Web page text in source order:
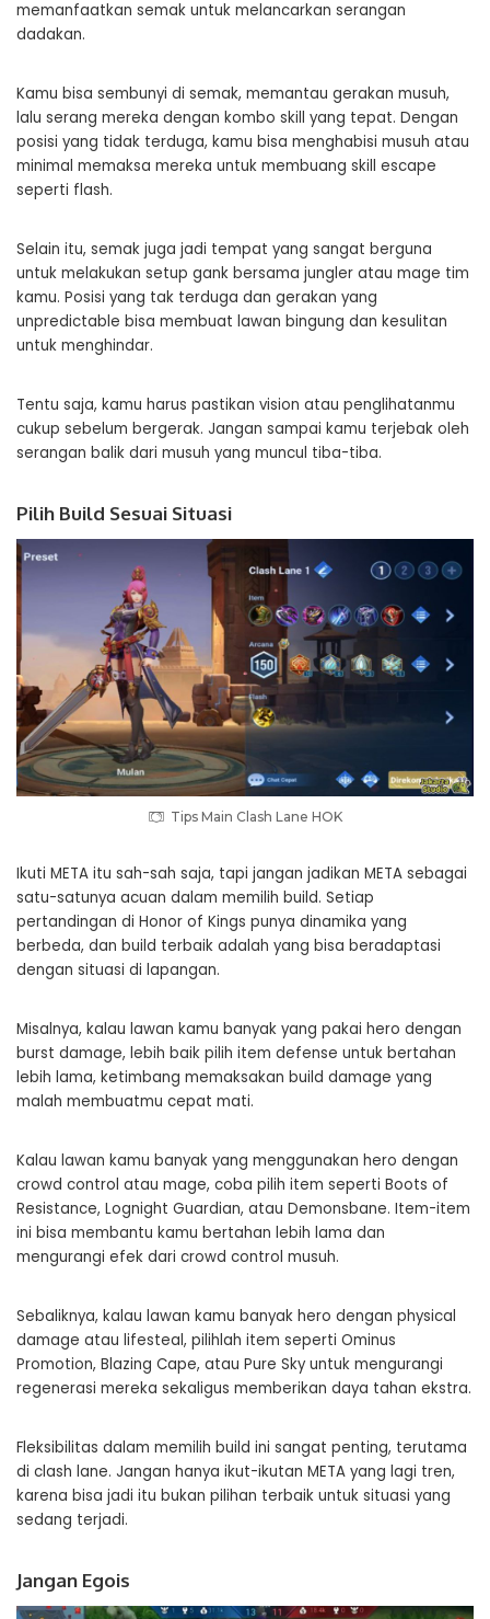
memanfaatkan semak untuk melancarkan serangan
dadakan.
Kamu bisa sembunyi di semak, memantau gerakan musuh,
lalu serang mereka dengan kombo skill yang tepat. Dengan
posisi yang tidak terduga, kamu bisa menghabisi musuh atau
minimal memaksa mereka untuk membuang skill escape
seperti flash.
Selain itu, semak juga jadi tempat yang sangat berguna
untuk melakukan setup gank bersama jungler atau mage tim
kamu. Posisi yang tak terduga dan gerakan yang
unpredictable bisa membuat lawan bingung dan kesulitan
untuk menghindar.
Tentu saja, kamu harus pastikan vision atau penglihatanmu
cukup sebelum bergerak. Jangan sampai kamu terjebak oleh
serangan balik dari musuh yang muncul tiba-tiba.
Pilih Build Sesuai Situasi
Tips Main Clash Lane HOK
Ikuti META itu sah-sah saja, tapi jangan jadikan META sebagai
satu-satunya acuan dalam memilih build. Setiap
pertandingan di Honor of Kings punya dinamika yang
berbeda, dan build terbaik adalah yang bisa beradaptasi
dengan situasi di lapangan.
Misalnya, kalau lawan kamu banyak yang pakai hero dengan
burst damage, lebih baik pilih item defense untuk bertahan
lebih lama, ketimbang memaksakan build damage yang
malah membuatmu cepat mati.
Kalau lawan kamu banyak yang menggunakan hero dengan
crowd control atau mage, coba pilih item seperti Boots of
Resistance, Lognight Guardian, atau Demonsbane. Item-item
ini bisa membantu kamu bertahan lebih lama dan
mengurangi efek dari crowd control musuh.
Sebaliknya, kalau lawan kamu banyak hero dengan physical
damage atau lifesteal, pilihlah item seperti Ominus
Promotion, Blazing Cape, atau Pure Sky untuk mengurangi
regenerasi mereka sekaligus memberikan daya tahan ekstra.
Fleksibilitas dalam memilih build ini sangat penting, terutama
di clash lane. Jangan hanya ikut-ikutan META yang lagi tren,
karena bisa jadi itu bukan pilihan terbaik untuk situasi yang
sedang terjadi.
Jangan Egois